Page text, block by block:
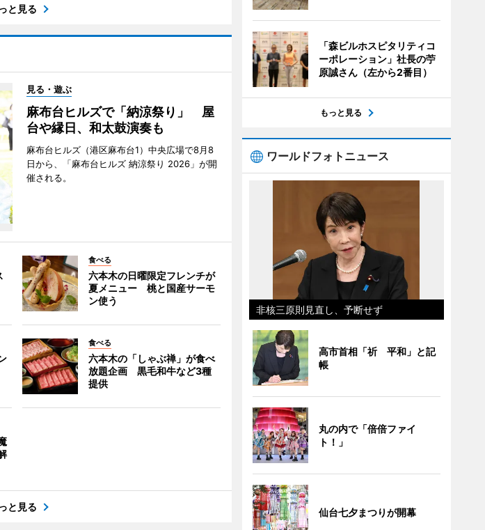
と見る
見る・遊ぶ
麻布台ヒルズで「納涼祭り」 屋
台や縁日、和太鼓演奏も
麻布台ヒルズ（港区麻布台1）中央広場で8月8
日から、「麻布台ヒルズ 納涼祭り 2026」が開
催される。
食べる
六本木の日曜限定フレンチが
夏メニュー 桃と国産サーモ
ン使う
食べる
六本木の「しゃぶ禅」が食べ
放題企画 黒毛和牛など3種
提供
と見る
「森ビルホスピタリティコ
ーポレーション」社長の苧
原誠さん（左から2番目）
もっと見る
ワールドフォトニュース
非核三原則見直し、予断せず
高市首相「祈 平和」と記
帳
丸の内で「倍倍ファイ
ト！」
仙台七夕まつりが開幕